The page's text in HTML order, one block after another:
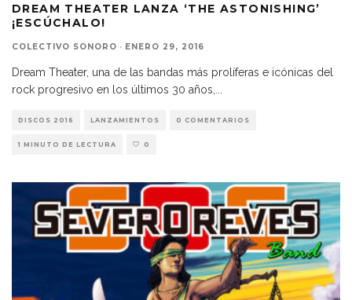
DREAM THEATER LANZA ‘THE ASTONISHING’
¡ESCÚCHALO!
COLECTIVO SONORO · ENERO 29, 2016
Dream Theater, una de las bandas más prolíferas e icónicas del
rock progresivo en los últimos 30 años,
DISCOS 2016 LANZAMIENTOS 0 COMENTARIOS
1 MINUTO DE LECTURA 0